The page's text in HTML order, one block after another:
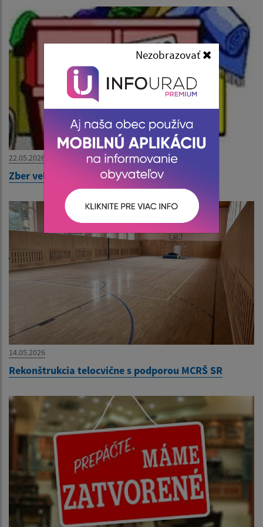
Nezobrazovať
22.05.2026
Zber veľkoobjemového odpadu od 27.5.2026
14.05.2026
Rekonštrukcia telocvične s podporou MCRŠ SR